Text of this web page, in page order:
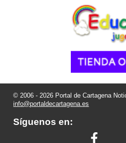
© 2006 - 2026 Portal de Cartagena
info@portaldecartagena.es
Síguenos en: